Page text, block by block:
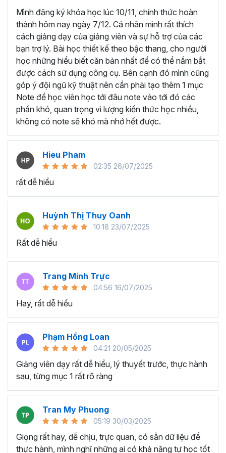
4 mục tiêu bạn sẽ đạt được khi hoàn thành chương trình
Power BI online này:
Kết nối dữ liệu vào Power BI từ nhiều nguồn dữ liệu
khác nhau.
Xử lý và làm sạch các dữ liệu thô nhanh chóng,
chuyên nghiệp.
Tạo các Mô hình dữ liệu đa chiều.
Tạo báo cáo, biểu mẫu sinh động, trực quan.
Trực quan hóa dữ liệu bằng biểu đồ và tạo
Dashboard tương tác.
cuối khóa để bạn thực hành những gì đã học và cùng
Gitiho áp dụng trong dự ánAdventure Work
đó là bài kiểm tra giúp bạn ôn tập và tự đánh giá mức độ
thành thạo kiến thức Power BI của mình.
Ai có thể tham gia khóa học
này?
Người mới bắt đầu, sinh viên, người trái ngành
kiến thức trước về Power BI muốn tìm hiểu và trang
bị kiến thức, kỹ năng phân tích dữ liệu trong nghề.
Các kế toán viên, nhân viên tài chính, kinh doanh,
marketing, nhân sự,... muốn học Power BI để tạo
hơn.
Các nhà quản lý, chủ doanh nghiệp, hay nhân sự
cấp cao cần phân tích số liệu kinh doanh để đưa ra
những quyết định thông minh, nhanh chóng.
Ưu điểm nổi bật của Power BI
trong phân tích và xử lý dữ
liệu
Mình đăng ký khóa học lúc 10/11, chính thức hoàn
thành hôm nay ngày 7/12. Cá nhân mình rất thích
cách giảng dạy của giảng viên và sự hỗ trợ của các
bạn trợ lý. Bài học thiết kế theo bậc thang, cho người
học những hiểu biết căn bản nhất để có thể nắm bắt
được cách sử dụng công cụ. Bên cạnh đó mình cũng
góp ý đội ngũ kỹ thuật nên cần phải tạo thêm 1 mục
Note để học viên học tới đâu note vào tới đó các
phần khó, quan trọng vì lượng kiến thức học nhiều,
không có note sẽ khó mà nhớ hết được.
Hieu Pham
02:35 26/07/2025
rất dễ hiểu
Huỳnh Thị Thuy Oanh
10:18 23/07/2025
Rất dễ hiểu
Trang Minh Trực
04:56 16/07/2025
Hay, rất dễ hiểu
Phạm Hồng Loan
04:21 20/05/2025
Giảng viên dạy rất dễ hiểu, lý thuyết trước, thực hành
sau, từng mục 1 rất rõ ràng
Tran My Phuong
05:19 30/03/2025
Giọng rất hay, dễ chịu, trực quan, có sẵn dữ liệu để
thực hành, mình nghĩ những ai có khả năng tự học tốt